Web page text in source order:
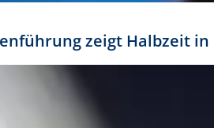
zeigt Halbzeit